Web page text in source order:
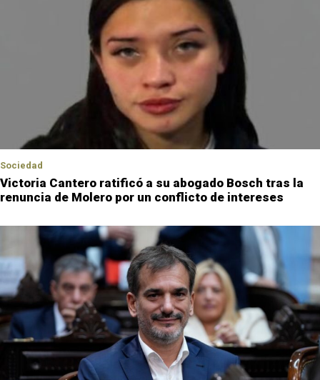
Sociedad
Victoria Cantero ratificó a su abogado Bosch tras la
renuncia de Molero por un conflicto de intereses